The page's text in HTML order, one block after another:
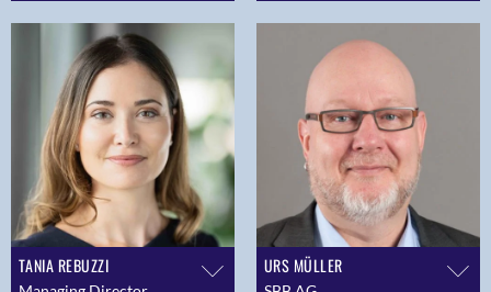
TANIA REBUZZI URS MÜLLER